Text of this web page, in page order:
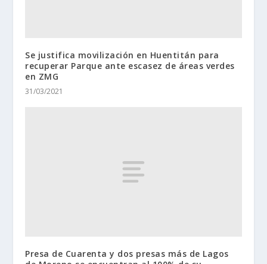
Se justifica movilización en Huentitán para
recuperar Parque ante escasez de áreas verdes
en ZMG
31/03/2021
Presa de Cuarenta y dos presas más de Lagos